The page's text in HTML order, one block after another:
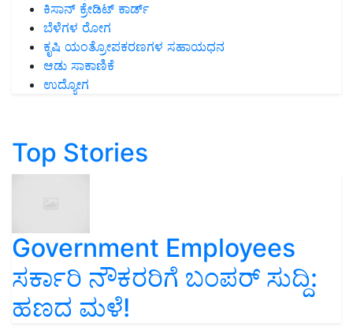
ಬೆಳೆಗಳ ರೋಗ
ಕೃಷಿ ಯಂತ್ರೋಪಕರಣಗಳ ಸಹಾಯಧನ
ಆಡು ಸಾಕಾಣಿಕೆ
ಉದ್ಯೋಗ
Top Stories
Government Employees
ಸರ್ಕಾರಿ ನೌಕರರಿಗೆ ಬಂಪರ್‌ ಸುದ್ದಿ:
ಹಣದ ಮಳೆ!